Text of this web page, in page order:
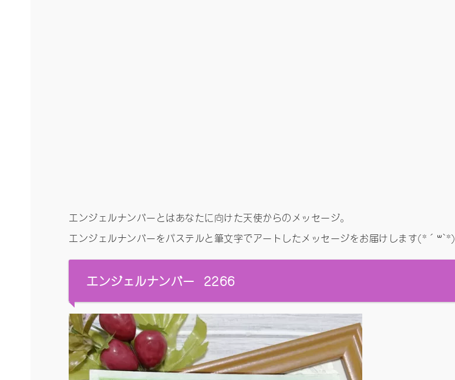
エンジェルナンバーとはあなたに向けた天使からのメッセージ。
エンジェルナンバーをパステルと筆文字でアートしたメッセージをお届けします(*´꒳`*)
エンジェルナンバー 2266